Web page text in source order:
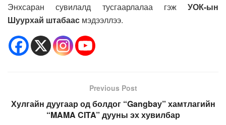
Энхсаран сувилалд тусгаарлалаа гэж УОК-ын
Шуурхай штабаас мэдээллээ.
Previous Post
Хулгайн дуугаар од болдог “Gangbaу” хамтлагийн
“MAMA CITA” дууны эх хувилбар